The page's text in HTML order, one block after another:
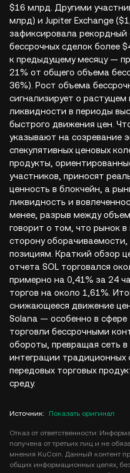
$16 млрд. Другими
млрд) и Jupiter Exchange
зафиксировала
бессрочных сделок более
к предыдущему месяцу —
21% от общего объема
36%). Рост объема
сигнализирует о растущем
ликвидности в периоды
быстрого движения цен.
указывают на созревание
спекулятивных ценовых
продукты,
участников, приносят
ценность в блокчейн, а
ликвидность и
менее, разрыв между
говорит о том, что рынок
сторону
позициям. Краткий обзор
отчета SOL торговался
примерно на 0,41% за 24
торгов на около 1,61%.
снижающееся движение
Solana — особенно в сфере
торговли бессрочными
обороты, превращая сеть
интеграции традиционных
передовых торговых
среду.
Источник: Показать оригинал
Отказ от ответственности:
получена от третьих лиц и не
мнения KuCoin. Данный контент
общих информационных целях,